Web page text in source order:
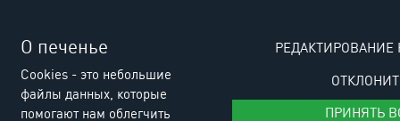
О печенье
Cookies - это небольшие
файлы данных, которые
помогают нам облегчить
РЕДАКТИРОВАНИЕ
ПРИНЯТЬ